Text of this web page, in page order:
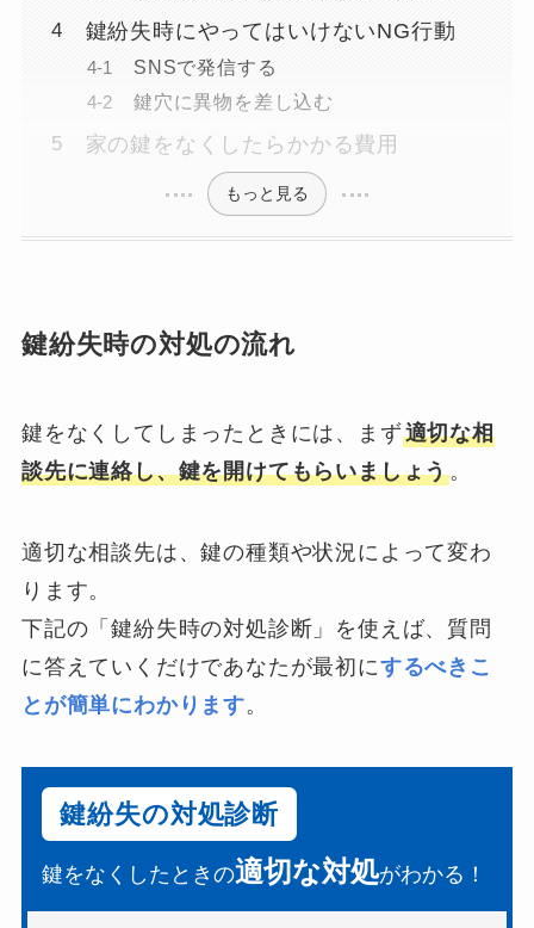
鍵紛失時にやってはいけないNG行動
SNSで発信する
鍵穴に異物を差し込む
家の鍵をなくしたらかかる費用
もっと見る
鍵紛失時の対処の流れ
鍵をなくしてしまったときには、まず適切な相
談先に連絡し、鍵を開けてもらいましょう。
適切な相談先は、鍵の種類や状況によって変わ
ります。
下記の「鍵紛失時の対処診断」を使えば、質問
に答えていくだけであなたが最初にするべきこ
とが簡単にわかります。
鍵紛失の対処診断
鍵をなくしたときの適切な対処がわかる！